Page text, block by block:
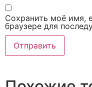
Сохранить моё имя,
браузере для